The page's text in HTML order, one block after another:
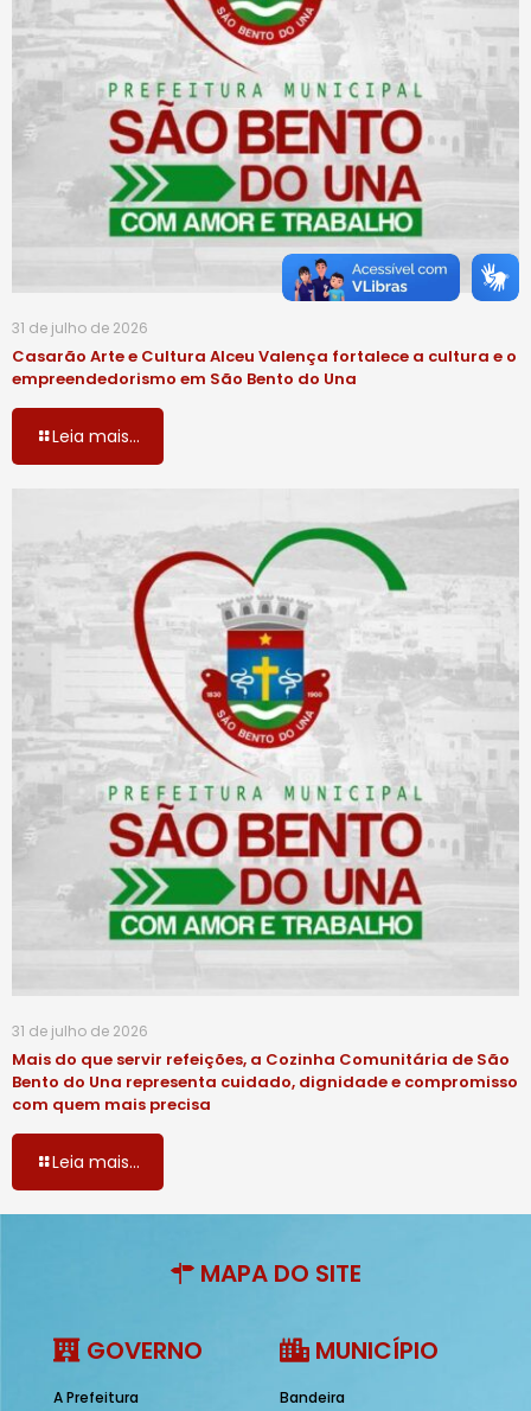
31 de julho de 2026
Casarão Arte e Cultura Alceu Valença fortalece a cultura e o
empreendedorismo em São Bento do Una
Leia mais...
31 de julho de 2026
Mais do que servir refeições, a Cozinha Comunitária de São
Bento do Una representa cuidado, dignidade e compromisso
com quem mais precisa
Leia mais...
MAPA DO SITE
GOVERNO
A Prefeitura
MUNICÍPIO
Bandeira